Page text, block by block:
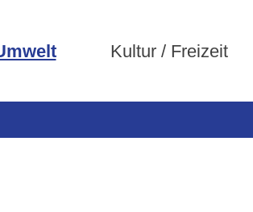
Kultur / Freizeit